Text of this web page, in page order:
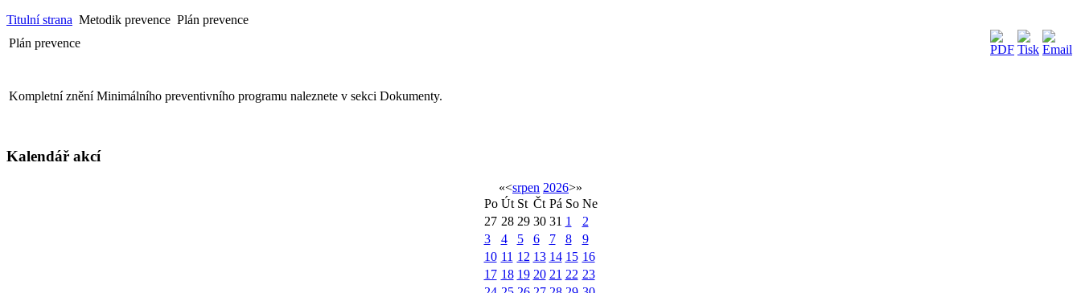
Titulní strana Metodik prevence Plán prevence
Plán prevence
Kompletní znění Minimálního preventivního programu naleznete v sekci Dokumenty.
Kalendář akcí
«<srpen 2026>»
Po Út St Čt Pá So Ne
27 28 29 30 31 1
2
3
4 5 6 7 8
9
10 11 12 13 14 15 16
17 18 19 20 21 22 23